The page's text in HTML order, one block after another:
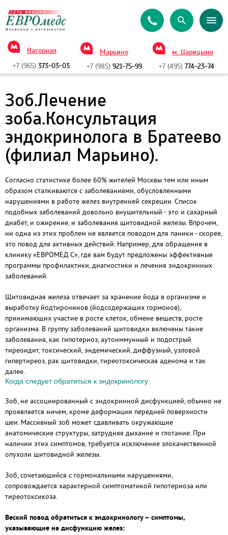
Нагорная
+7 (965) 373-03-03
Марьино
+7 (985)921-75-99
м. Царицыно
+7 (495) 774-23-74
Зоб.Лечение
зоба.Консультация
эндокринолога в Братеево
(филиал Марьино).
Согласно статистике более 60% жителей Москвы тем или иным
образом сталкиваются с заболеваниями, обусловленными
нарушениями в работе желез внутренней секреции. Список
подобных заболеваний довольно внушительный - это и сахарный
диабет, и ожирение, и заболевания щитовидной железы. Впрочем,
ни одна из этих проблем не является поводом для паники - скорее,
это повод для активных действий. Например, для обращения в
клинику «ЕВРОМЕД С», где вам будут предложены эффективные
программы профилактики, диагностики и лечения эндокринных
заболеваний.
Щитовидная железа отвечает за хранение йода в организме и
выработку йодтиронинов (йодсодержащих гормонов),
принимающих участие в росте клеток, обмене веществ, росте
организма. В группу заболеваний щитовидки включены такие
заболевания, как гипотериоз, аутоиммунный и подострый
тиреоидит, токсический, эндемический, диффузный, узловой
гипертиреоз, рак щитовидки, тиреотоксическая аденома и так
далее.
Когда следует обратиться к эндокринологу
Зоб, не ассоциированный с эндокринной дисфункцией, обычно не
проявляется ничем, кроме деформации передней поверхности
шеи. Массивный зоб может сдавливать окружающие
анатомические структуры, затрудняя дыхание и глотание. При
наличии этих симптомов, требуется исключение злокачественной
опухоли щитовидной железы.
Зоб, сочетающийся с гормональными нарушениями,
сопровождается характерной симптоматикой гипотериоза или
тиреотоксикоза.
Веский повод обратиться к эндокринологу – симптомы,
указывающие на дисфункцию желез: